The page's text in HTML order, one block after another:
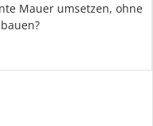
Mauer umsetzen, ohne